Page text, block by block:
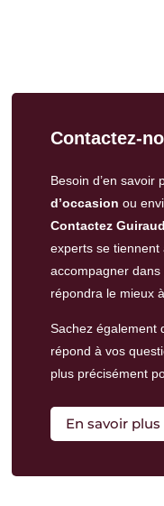
Contactez-
Besoin d’en savoir
d’occasion ou
Contactez
experts se tiennent
accompagner
répondra le mieux
Sachez également
répond à vos
plus précisément
En savoir plus